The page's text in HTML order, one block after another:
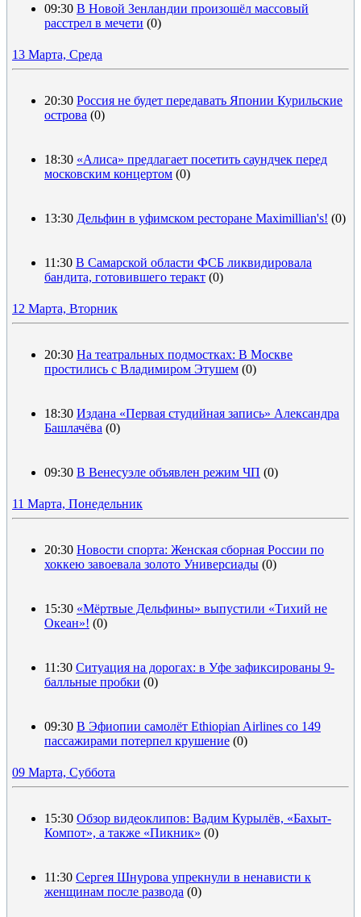
09:30 В Новой Зенландии произошёл массовый
расстрел в мечети (0)
13 Марта, Среда
20:30 Россия не будет передавать Японии Курильские
острова (0)
18:30 «Алиса» предлагает посетить саундчек перед
московским концертом (0)
13:30 Дельфин в уфимском ресторане Maximillian's! (0)
11:30 В Самарской области ФСБ ликвидировала
бандита, готовившего теракт (0)
12 Марта, Вторник
20:30 На театральных подмостках: В Москве
простились с Владимиром Этушем (0)
18:30 Издана «Первая студийная запись» Александра
Башлачёва (0)
09:30 В Венесуэле объявлен режим ЧП (0)
11 Марта, Понедельник
20:30 Новости спорта: Женская сборная России по
хоккею завоевала золото Универсиады (0)
15:30 «Мёртвые Дельфины» выпустили «Тихий не
Океан»! (0)
11:30 Ситуация на дорогах: в Уфе зафиксированы 9-
балльные пробки (0)
09:30 В Эфиопии самолёт Ethiopian Airlines со 149
пассажирами потерпел крушение (0)
09 Марта, Суббота
15:30 Обзор видеоклипов: Вадим Курылёв, «Бахыт-
Компот», а также «Пикник» (0)
11:30 Сергея Шнурова упрекнули в ненависти к
женщинам после развода (0)